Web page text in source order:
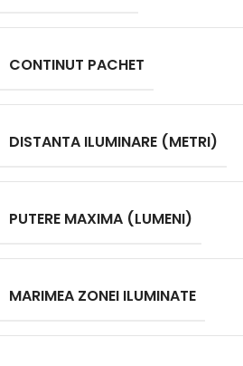
CONTINUT PACHET
DISTANTA ILUMINARE (METRI)
PUTERE MAXIMA (LUMENI)
MARIMEA ZONEI ILUMINATE